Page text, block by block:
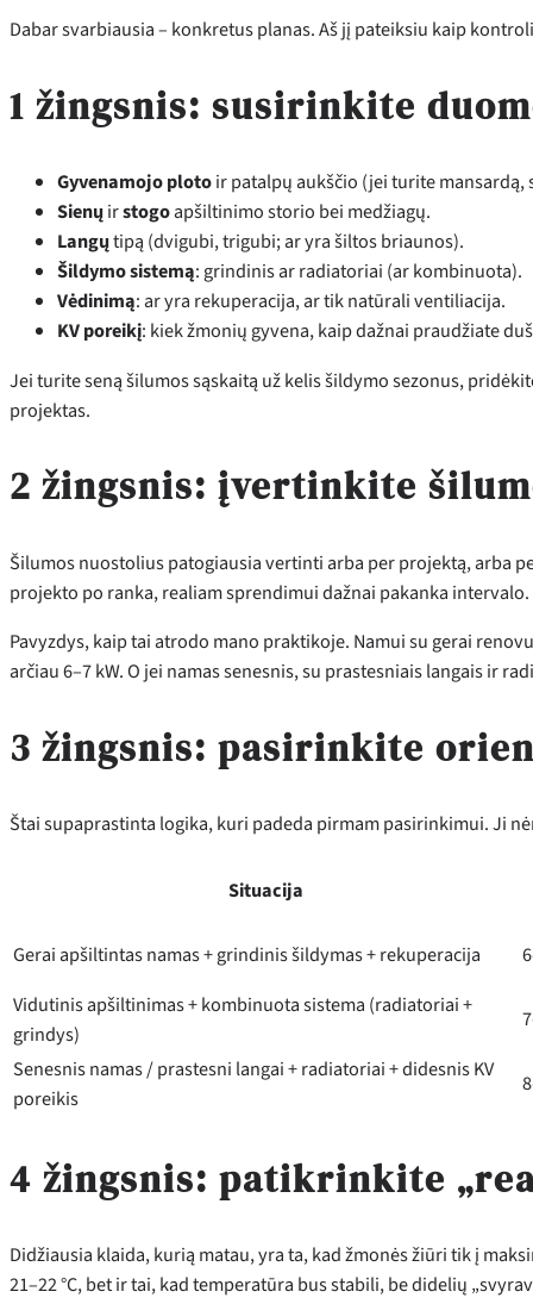
Dabar svarbiausia – konkretus planas. Aš jį pateiksiu kaip
1 žingsnis: susirinkite
Gyvenamojo plotoir patalpų aukščio (jei turite mansardą,
Sienųirstogoapšiltinimo storio bei medžiagų.
Langųtipą (dvigubi, trigubi; ar yra šiltos briaunos).
Šildymo sistemą: grindinis ar radiatoriai (ar kombinuota).
Vėdinimą: ar yra rekuperacija, ar tik natūrali ventiliacija.
KV poreikį: kiek žmonių gyvena, kaip dažnai praudžiate
Jei turite seną šilumos sąskaitą už kelis šildymo sezonus,
projektas.
2 žingsnis: įvertinkite
Šilumos nuostolius patogiausia vertinti arba per projektą, arba
projekto po ranka, realiam sprendimui dažnai pakanka intervalo.
Pavyzdys, kaip tai atrodo mano praktikoje. Namui su gerai
arčiau 6–7 kW. O jei namas senesnis, su prastesniais langais ir
3 žingsnis: pasirinkite
Štai supaprastinta logika, kuri padeda pirmam pasirinkimui. Ji
Situacija
Gerai apšiltintas namas + grindinis šildymas + rekuperacija
Vidutinis apšiltinimas + kombinuota sistema (radiatoriai +
grindys)
Senesnis namas / prastesni langai + radiatoriai + didesnis KV
poreikis
4 žingsnis: patikrinkite
Didžiausia klaida, kurią matau, yra ta, kad žmonės žiūri tik į
21–22 °C, bet ir tai, kad temperatūra bus stabili, be didelių